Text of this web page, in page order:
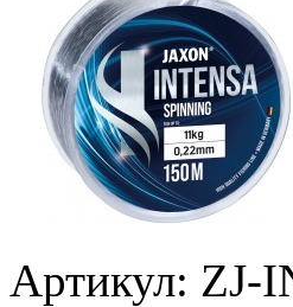
Артикул: ZJ-